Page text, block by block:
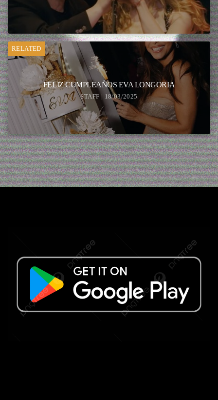
RELATED
FELIZ CUMPLEAÑOS EVA LONGORIA
STAFF | 18/03/2025